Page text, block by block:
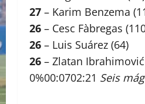
27 – Karim Benzema
26 – Cesc Fàbregas
26 – Luis Suárez (64)
26 – Zlatan
0%00:0702:21 Seis